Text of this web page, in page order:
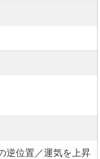
逆位置／運気を上昇